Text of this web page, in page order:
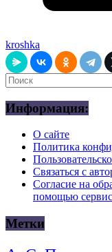
kroshka
Информация:
О сайте
Политика
Связаться с
Согласие на
помощью
Метки